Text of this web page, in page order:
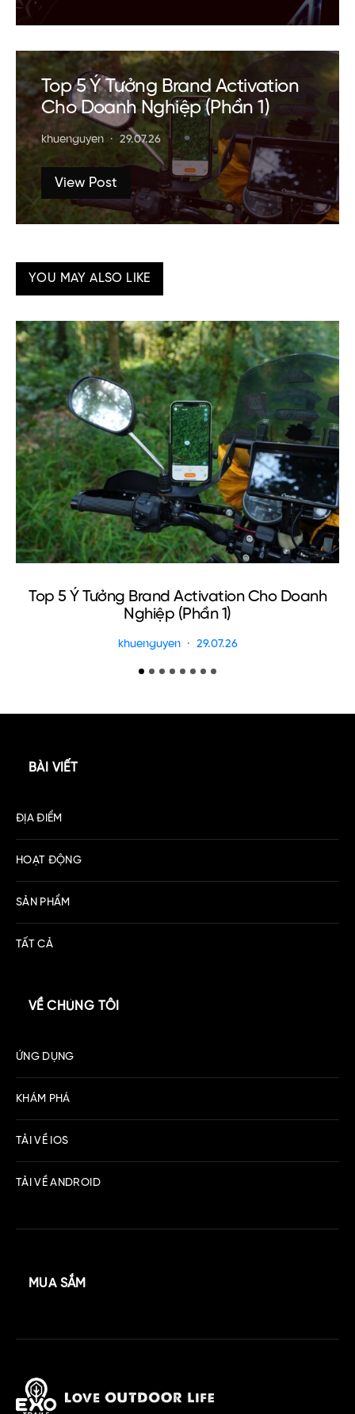
Top 5 Ý Tưởng Brand Activation
Cho Doanh Nghiệp (Phần 1)
khuenguyen 29.07.26
View Post
YOU MAY ALSO LIKE
Top 5 Ý Tưởng Brand Activation Cho Doanh
Nghiệp (Phần 1)
khuenguyen 29.07.26
BÀI VIẾT
ĐỊA ĐIỂM
HOẠT ĐỘNG
SẢN PHẨM
TẤT CẢ
VỀ CHÚNG TÔI
ỨNG DỤNG
KHÁM PHÁ
TẢI VỀ IOS
TẢI VỀ ANDROID
MUA SẮM